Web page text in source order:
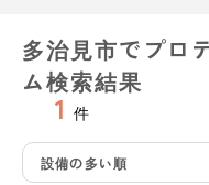
多治見市でプロ
ム検索結果
1 件
設備の多い順